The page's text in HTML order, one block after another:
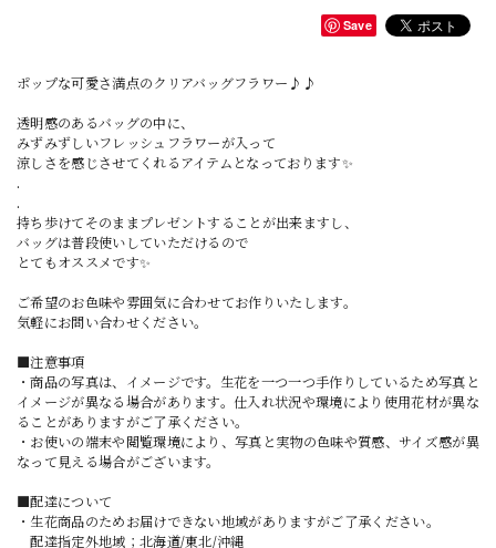
Save
ポップな可愛さ満点のクリアバッグフラワー♪♪
透明感のあるバッグの中に、
みずみずしいフレッシュフラワーが入って
涼しさを感じさせてくれるアイテムとなっております✨
.
.
持ち歩けてそのままプレゼントすることが出来ますし、
バッグは普段使いしていただけるので
とてもオススメです✨
ご希望のお色味や雰囲気に合わせてお作りいたします。
気軽にお問い合わせください。
■注意事項
・商品の写真は、イメージです。生花を一つ一つ手作りしているため写真と
イメージが異なる場合があります。仕入れ状況や環境により使用花材が異な
ることがありますがご了承ください。
・お使いの端末や閲覧環境により、写真と実物の色味や質感、サイズ感が異
なって見える場合がございます。
■配達について
・生花商品のためお届けできない地域がありますがご了承ください。
配達指定外地域；北海道/東北/沖縄